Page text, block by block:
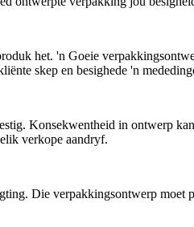
het. 'n Goeie
skep en besighede 'n
Konsekwentheid in ontwerp
verkope aandryf.
Die verpakkingsontwerp